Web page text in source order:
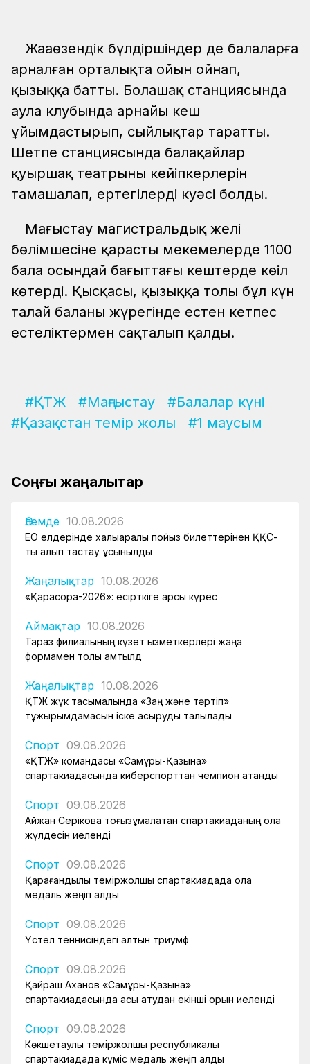
Жаңаөзендік бүлдіршіндер де балаларға
арналған орталықта ойын ойнап,
қызыққа батты. Болашақ станциясында
аула клубында арнайы кеш
ұйымдастырып, сыйлықтар таратты.
Шетпе станциясында балақайлар
қуыршақ театрының кейіпкерлерін
тамашалап, ертегілердің куәсі болды.
Маңғыстау магистральдық желі
бөлімшесіне қарасты мекемелерде 1100
бала осындай бағыттағы кештерде көңіл
көтерді. Қысқасы, қызыққа толы бұл күн
талай баланың жүрегінде естен кетпес
естеліктермен сақталып қалды.
#ҚТЖ #Маңғыстау
#Балалар күні
#Қазақстан темір жолы
#1 маусым
Соңғы жаңалықтар
Әлемде 10.08.2026
ЕО елдерінде халықаралық пойыз билеттерінен ҚҚС-
ты алып тастау ұсынылды
Жаңалықтар 10.08.2026
«Қарасора-2026»: есірткіге қарсы күрес
Аймақтар 10.08.2026
Тараз филиалының күзет қызметкерлері жаңа
формамен толық қамтылд
Жаңалықтар 10.08.2026
ҚТЖ жүк тасымалында «Заң және тәртіп»
тұжырымдамасын іске асыруды талқылады
Спорт 09.08.2026
«ҚТЖ» командасы «Самұрық-Қазына»
спартакиадасында киберспорттан чемпион атанды
Спорт 09.08.2026
Айжан Серікова тоғызқұмалақтан спартакиаданың қола
жүлдесін иеленді
Спорт 09.08.2026
Қарағандылық теміржолшы спартакиадада қола
медаль жеңіп алды
Спорт 09.08.2026
Үстел теннисіндегі алтын триумф
Спорт 09.08.2026
Қайраш Аханов «Самұрық-Қазына»
спартакиадасында асық атудан екінші орын иеленді
Спорт 09.08.2026
Көкшетаулық теміржолшы республикалық
спартакиадада күміс медаль жеңіп алды